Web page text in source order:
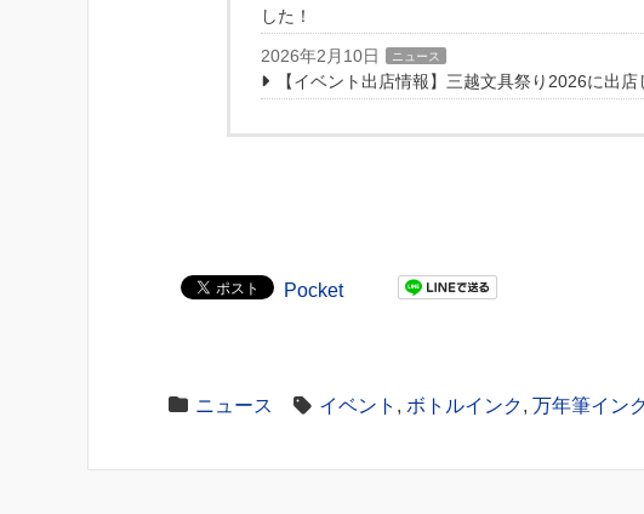
した！
2026年2月10日 ニュース
【イベント出店情報】三越文具祭り2026に出店
Pocket
ニュース イベント , ボトルインク, 万年筆イン